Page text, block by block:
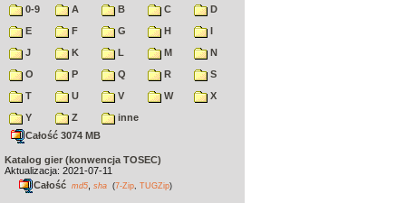
0-9 A B C
D
E
F G H
I
J
K L M
N
O
P Q R
S
T
U V W
X
Y
Z
inne
Całość 3074 MB
Katalog gier (konwencja TOSEC)
Aktualizacja: 2021-07-11
Całość md5 sha (7-Zip TUGZip)